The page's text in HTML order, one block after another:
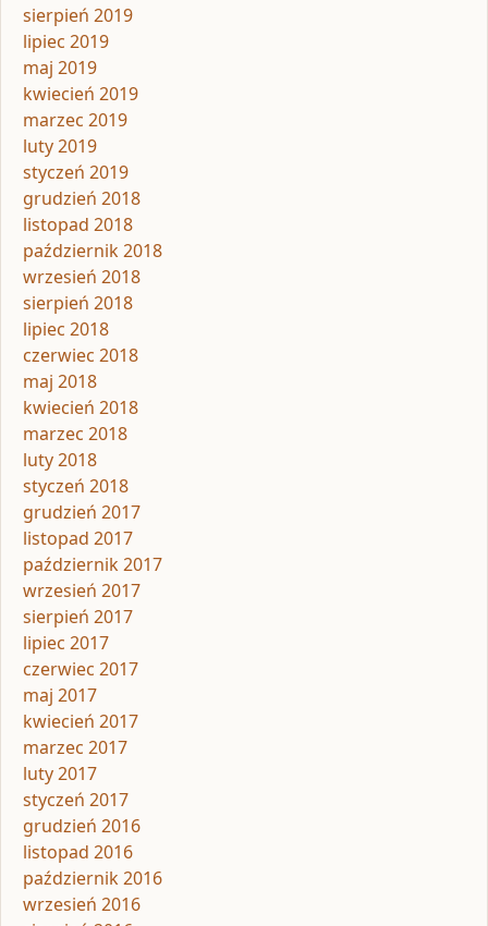
sierpień 2019
lipiec 2019
maj 2019
kwiecień 2019
marzec 2019
luty 2019
styczeń 2019
grudzień 2018
listopad 2018
październik 2018
wrzesień 2018
sierpień 2018
lipiec 2018
czerwiec 2018
maj 2018
kwiecień 2018
marzec 2018
luty 2018
styczeń 2018
grudzień 2017
listopad 2017
październik 2017
wrzesień 2017
sierpień 2017
lipiec 2017
czerwiec 2017
maj 2017
kwiecień 2017
marzec 2017
luty 2017
styczeń 2017
grudzień 2016
listopad 2016
październik 2016
wrzesień 2016